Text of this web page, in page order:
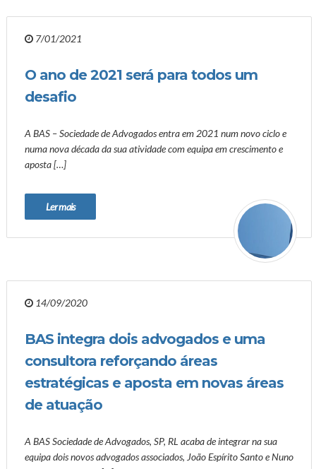
7/01/2021
O ano de 2021 será para todos um
desafio
A BAS – Sociedade de Advogados entra em 2021 num novo ciclo e
numa nova década da sua atividade com equipa em crescimento e
aposta […]
Ler mais
14/09/2020
BAS integra dois advogados e uma
consultora reforçando áreas
estratégicas e aposta em novas áreas
de atuação
A BAS Sociedade de Advogados, SP, RL acaba de integrar na sua
equipa dois novos advogados associados, João Espírito Santo e Nuno